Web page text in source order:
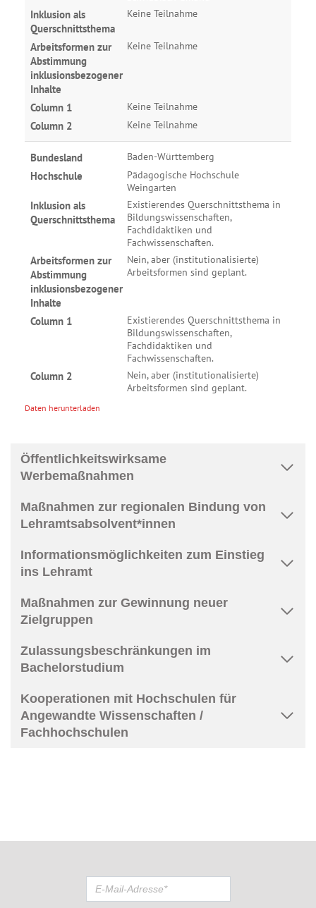
Öffentlichkeitswirksame
Werbemaßnahmen
Maßnahmen zur regionalen Bindung von
Lehramtsabsolvent*innen
Informationsmöglichkeiten zum Einstieg
ins Lehramt
Maßnahmen zur Gewinnung neuer
Zielgruppen
Zulassungsbeschränkungen im
Bachelorstudium
Kooperationen mit Hochschulen für
Angewandte Wissenschaften /
Fachhochschulen